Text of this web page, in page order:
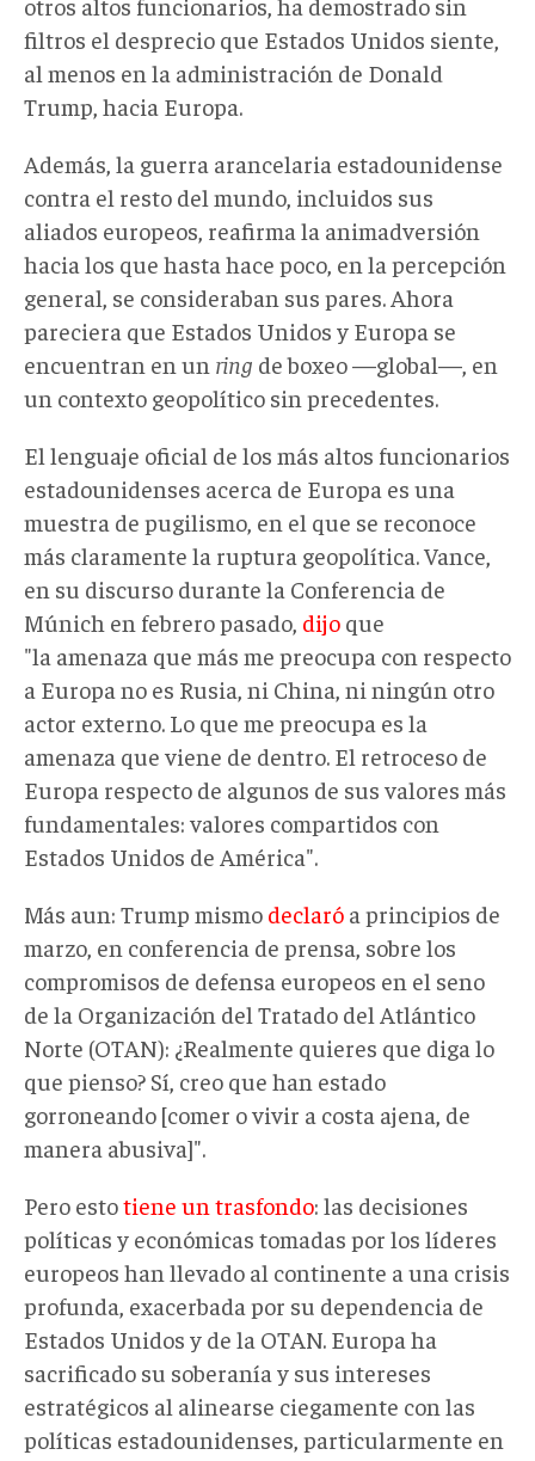
filtros el desprecio que Estados Unidos siente,
al menos en la administración de Donald
Trump, hacia Europa.
Además, la guerra arancelaria estadounidense
contra el resto del mundo, incluidos sus
aliados europeos, reafirma la animadversión
hacia los que hasta hace poco, en la percepción
general, se consideraban sus pares. Ahora
pareciera que Estados Unidos y Europa se
encuentran en un ring de boxeo —global—, en
un contexto geopolítico sin precedentes.
El lenguaje oficial de los más altos funcionarios
estadounidenses acerca de Europa es una
muestra de pugilismo, en el que se reconoce
más claramente la ruptura geopolítica. Vance,
en su discurso durante la Conferencia de
Múnich en febrero pasado, dijo que
"la amenaza que más me preocupa con respecto
a Europa no es Rusia, ni China, ni ningún otro
actor externo. Lo que me preocupa es la
amenaza que viene de dentro. El retroceso de
Europa respecto de algunos de sus valores más
fundamentales: valores compartidos con
Estados Unidos de América".
Más aun: Trump mismo declaró a principios de
marzo, en conferencia de prensa, sobre los
compromisos de defensa europeos en el seno
de la Organización del Tratado del Atlántico
Norte (OTAN): ¿Realmente quieres que diga lo
que pienso? Sí, creo que han estado
gorroneando [comer o vivir a costa ajena, de
manera abusiva]".
Pero estotiene un trasfondo: las decisiones
políticas y económicas tomadas por los líderes
europeos han llevado al continente a una crisis
profunda, exacerbada por su dependencia de
Estados Unidos y de la OTAN. Europa ha
sacrificado su soberanía y sus intereses
estratégicos al alinearse ciegamente con las
políticas estadounidenses, particularmente en